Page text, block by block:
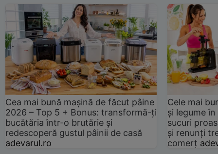
Cea mai bună mașină de făcut pâine
2026 – Top 5 + Bonus: transformă-ți
bucătăria într-o brutărie și
redescoperă gustul pâinii de casă
adevarul.ro
Cele mai
și legume
sucuri
și renunți
comerț